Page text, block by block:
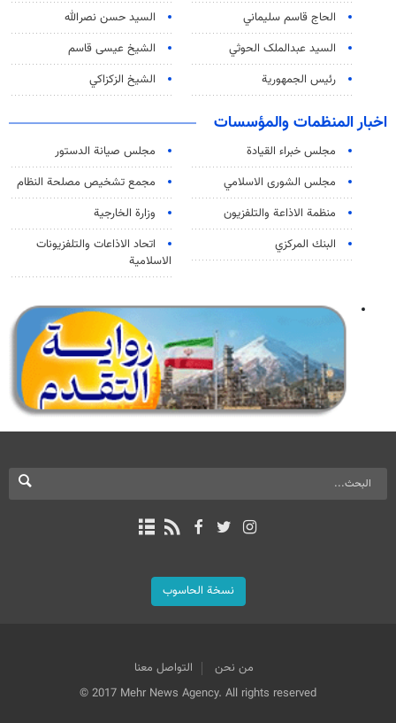
الحاج قاسم سليماني
السيد حسن نصرالله
السید عبدالملک الحوثي
الشيخ عيسى قاسم
رئيس الجمهورية
الشيخ الزكزاكي
اخبار المنظمات والمؤسسات
مجلس خبراء القيادة
مجلس صيانة الدستور
مجلس الشورى الاسلامي
مجمع تشخيص مصلحة النظام
منظمة الاذاعة والتلفزیون
وزارة الخارجية
البنك المركزي
اتحاد الاذاعات والتلفزيونات
الاسلامية
نسخة الحاسوب
من نحن
التواصل معنا
© 2017 Mehr News Agency. All rights reserved